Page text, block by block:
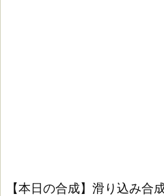
【本日の合成】滑り込み合